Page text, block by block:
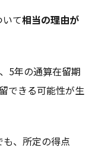
て相当の理由が
5年の通算在留期
できる可能性が生
、所定の得点